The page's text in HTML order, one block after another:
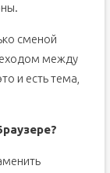
сменой
между
и есть тема,